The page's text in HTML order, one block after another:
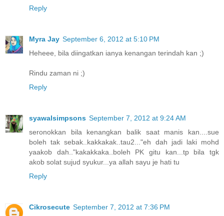
Reply
Myra Jay September 6, 2012 at 5:10 PM
Heheee, bila diingatkan ianya kenangan terindah kan ;)
Rindu zaman ni ;)
Reply
syawalsimpsons September 7, 2012 at 9:24 AM
seronokkan bila kenangkan balik saat manis kan....sue
boleh tak sebak..kakkakak..tau2..."eh dah jadi laki mohd
yaakob dah.."kakakkaka..boleh PK gitu kan...tp bila tgk
akob solat sujud syukur...ya allah sayu je hati tu
Reply
Cikrosecute September 7, 2012 at 7:36 PM